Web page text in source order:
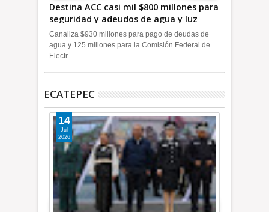
Destina ACC casi mil $800 millones para
seguridad y adeudos de agua y luz
+Video
Canaliza $930 millones para pago de deudas de
agua y 125 millones para la Comisión Federal de
Electr...
ECATEPEC
14
Jul
2026